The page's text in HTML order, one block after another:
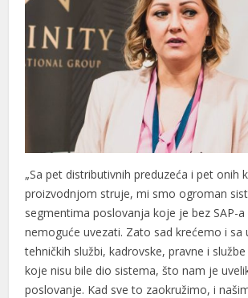
„Sa pet distributivnih preduzeća i pet onih
proizvodnjom struje, mi smo ogroman
segmentima poslovanja koje je bez SAP-
nemoguće uvezati. Zato sad krećemo i sa
tehničkih službi, kadrovske, pravne i
koje nisu bile dio sistema, što nam je
poslovanje. Kad sve to zaokružimo, i